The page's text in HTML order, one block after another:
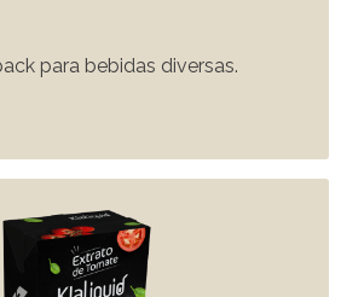
para bebidas diversas.